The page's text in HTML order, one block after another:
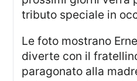
tributo speciale in
Le foto mostrano Ernest mentre si
diverte con il
paragonato alla